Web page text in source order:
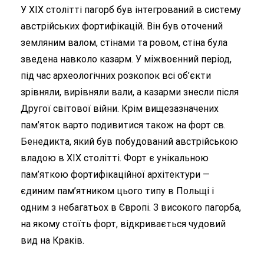
У XIX столітті пагорб був інтегрований в систему
австрійських фортифікацій. Він був оточений
земляним валом, стінами та ровом, стіна була
зведена навколо казарм. У міжвоєнний період,
під час археологічних розкопок всі об’єкти
зрівняли, вирівняли вали, а казарми знесли після
Другої світової війни. Крім вищезазначених
пам’яток варто подивитися також на форт св.
Бенедикта, який був побудований австрійською
владою в XIX столітті. Форт є унікальною
пам’яткою фортифікаційної архітектури —
єдиним пам’ятником цього типу в Польщі і
одним з небагатьох в Європі. З високого пагорба,
на якому стоїть форт, відкривається чудовий
вид на Краків.